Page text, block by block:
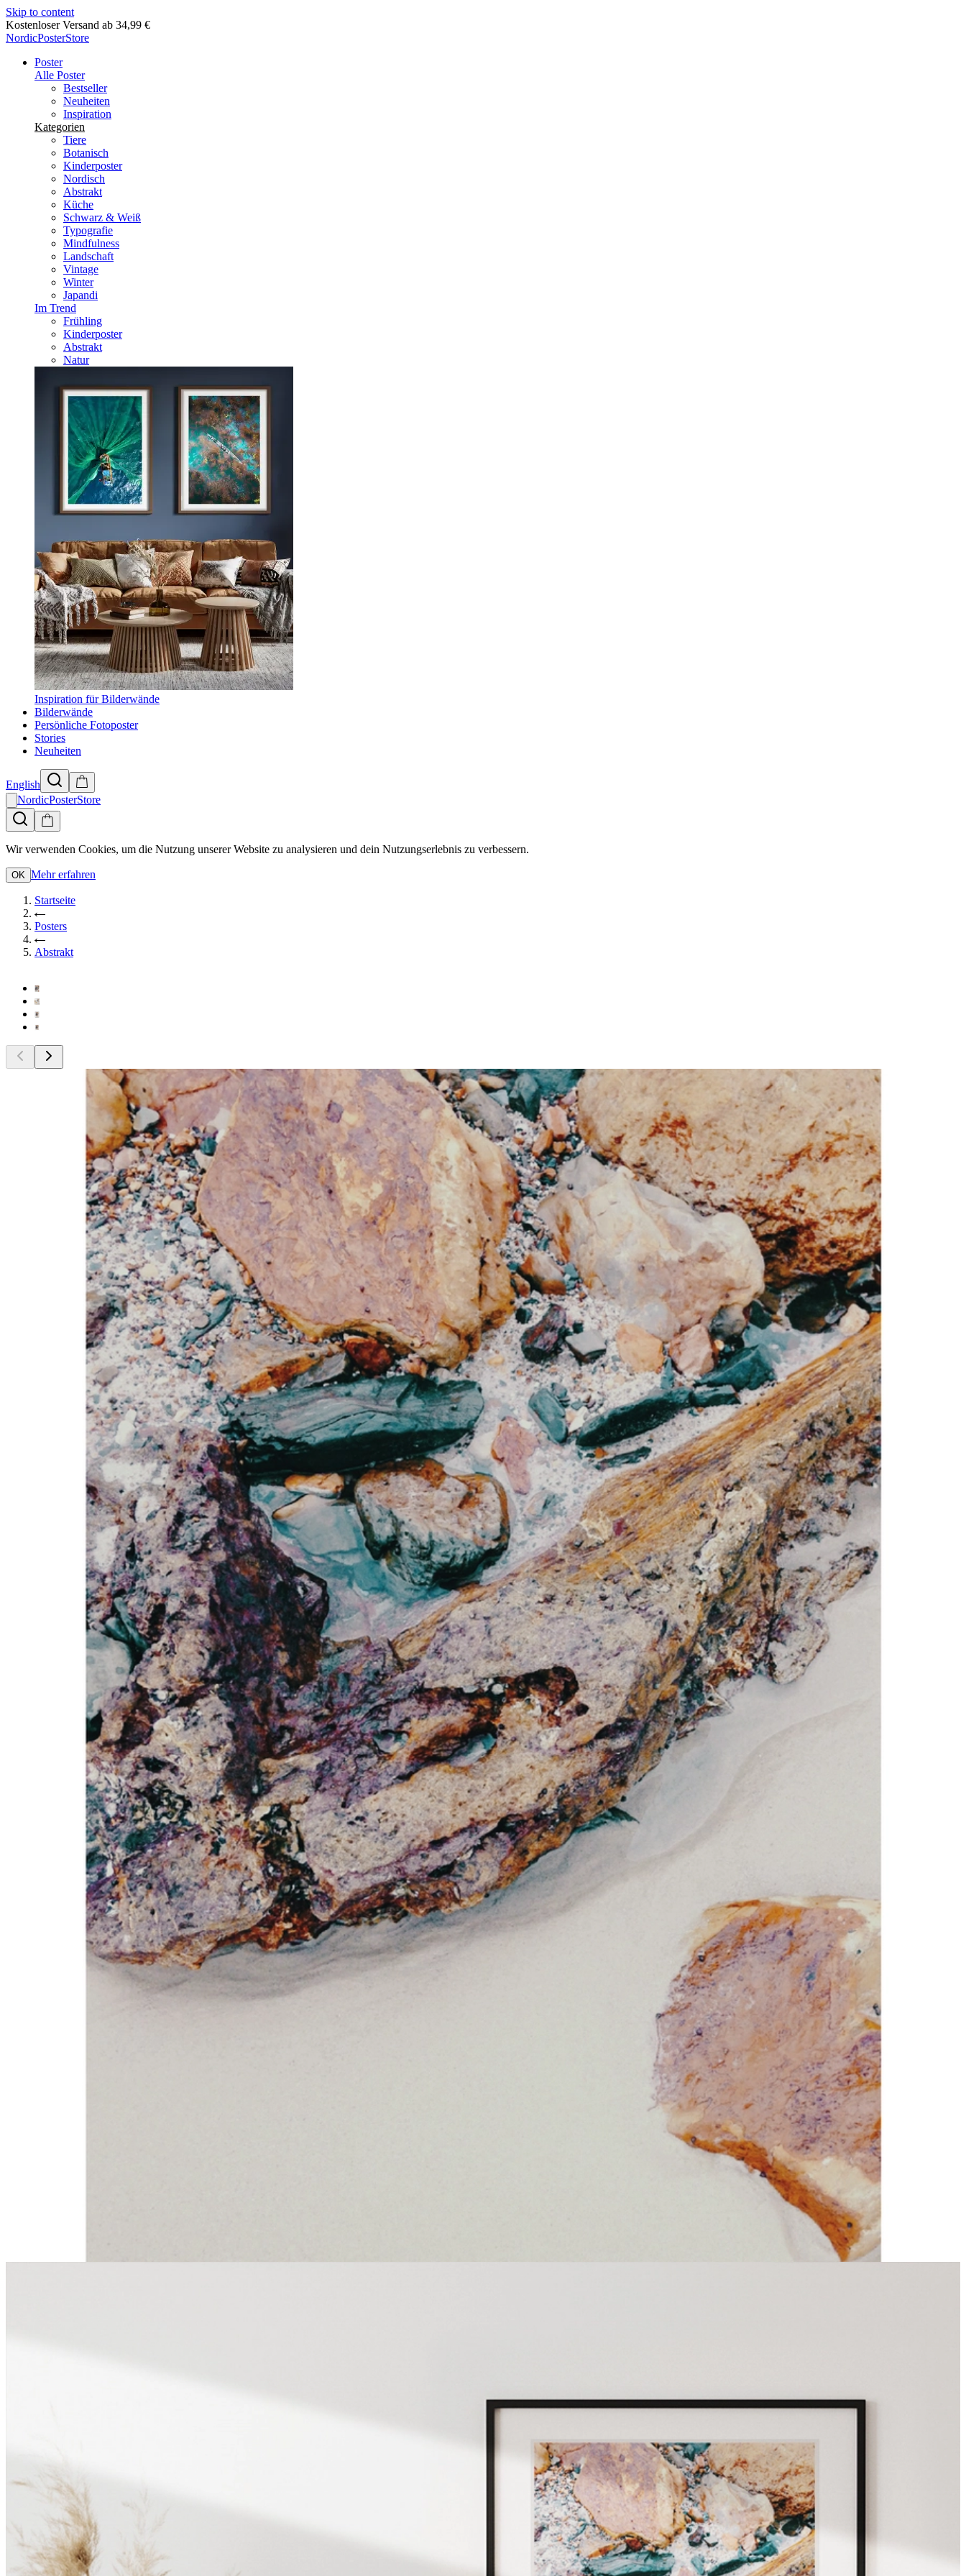
Skip to content
Lieferung in 2-5 Werktagen
NordicPosterStore
Poster
Alle Poster
Bestseller
Neuheiten
Inspiration
Kategorien
Tiere
Botanisch
Kinderposter
Nordisch
Abstrakt
Küche
Schwarz & Weiß
Typografie
Mindfulness
Landschaft
Vintage
Winter
Japandi
Im Trend
Frühling
Kinderposter
Abstrakt
Natur
Inspiration für Bilderwände
Bilderwände
Persönliche Fotoposter
Stories
Neuheiten
English
NordicPosterStore
Wir verwenden Cookies, um die Nutzung unserer Website zu analysieren und dein Nutzungserlebnis zu verbessern.
OK Mehr erfahren
Startseite
Posters
Abstrakt